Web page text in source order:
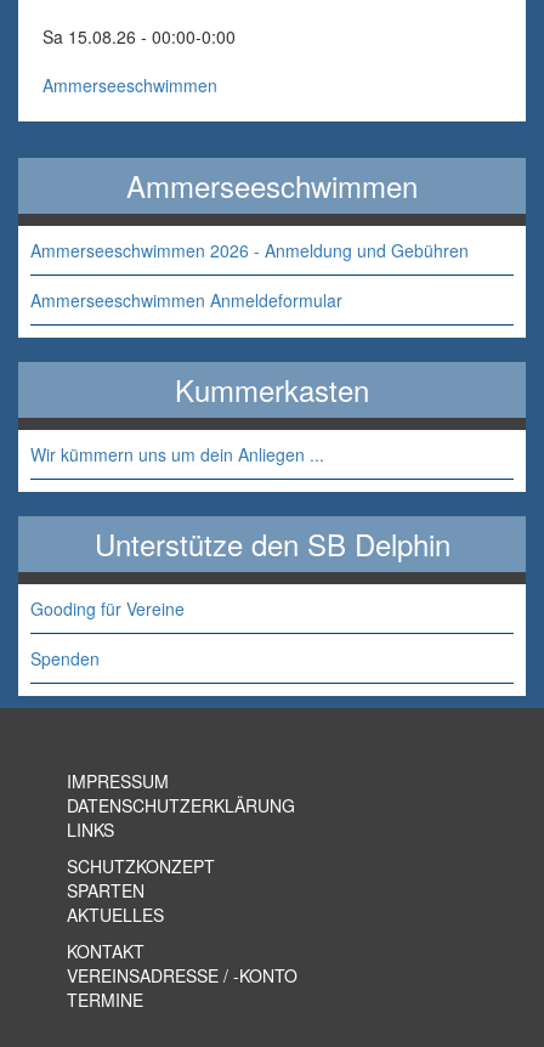
Sa 15.08.26 - 00:00-0:00
Ammerseeschwimmen
Ammerseeschwimmen
Ammerseeschwimmen 2026 - Anmeldung und Gebühren
Ammerseeschwimmen Anmeldeformular
Kummerkasten
Wir kümmern uns um dein Anliegen ...
Unterstütze den SB Delphin
Gooding für Vereine
Spenden
IMPRESSUM
DATENSCHUTZERKLÄRUNG
LINKS
SCHUTZKONZEPT
SPARTEN
AKTUELLES
KONTAKT
VEREINSADRESSE / -KONTO
TERMINE